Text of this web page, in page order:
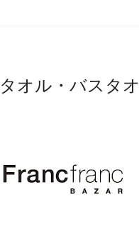
タオル・バスタ